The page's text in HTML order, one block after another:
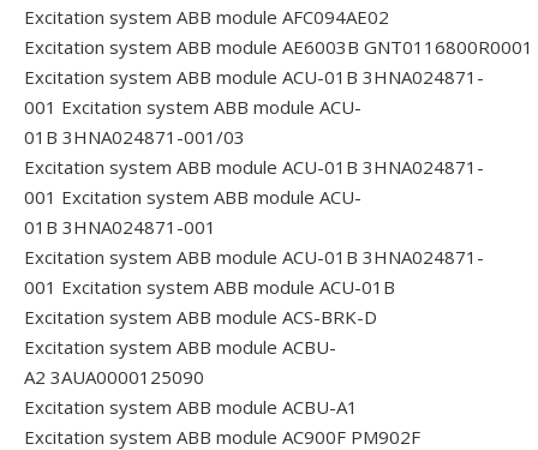
Excitation system ABB module AFC094AE02
Excitation system ABB module AE6003B GNT0116800R0001
Excitation system ABB module ACU-01B 3HNA024871-
001 Excitation system ABB module ACU-
01B 3HNA024871-001/03
Excitation system ABB module ACU-01B 3HNA024871-
001 Excitation system ABB module ACU-
01B 3HNA024871-001
Excitation system ABB module ACU-01B 3HNA024871-
001 Excitation system ABB module ACU-01B
Excitation system ABB module ACS-BRK-D
Excitation system ABB module ACBU-
A2 3AUA0000125090
Excitation system ABB module ACBU-A1
Excitation system ABB module AC900F PM902F